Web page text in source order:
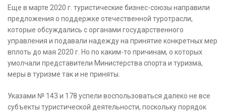
Еще в марте 2020 г. туристические бизнес-союзы направили
предложения о поддержке отечественной туротрасли,
которые обсуждались с органами государственного
управления и подавали надежду на принятие конкретных мер
вплоть до мая 2020 г. Но по каким-то причинам, о которых
умолчали представители Министерства спорта и туризма,
меры в туризме так и не приняты.
Указами № 143 и 178 успели воспользоваться далеко не все
субъекты туристической деятельности, поскольку порядок